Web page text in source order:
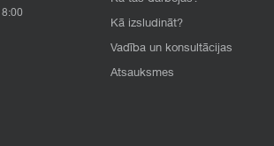
Kā izsludināt?
Vadība un konsultācijas
Atsauksmes